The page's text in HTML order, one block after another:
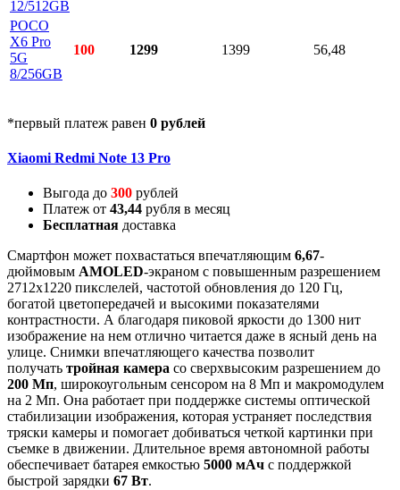
12/512GB
POCO
X6 Pro
5G
8/256GB
100 1299 1399 56,48
*первый платеж равен 0 рублей
Xiaomi Redmi Note 13 Pro
Выгода до 300 рублей
Платеж от 43,44 рубля в месяц
Бесплатная доставка
Смартфон может похвастаться впечатляющим 6,67-
дюймовым AMOLED-экраном с повышенным разрешением
2712х1220 пикслелей, частотой обновления до 120 Гц,
богатой цветопередачей и высокими показателями
контрастности. А благодаря пиковой яркости до 1300 нит
изображение на нем отлично читается даже в ясный день на
улице. Снимки впечатляющего качества позволит
получать тройная камера со сверхвысоким разрешением до
200 Мп, широкоугольным сенсором на 8 Мп и макромодулем
на 2 Мп. Она работает при поддержке системы оптической
стабилизации изображения, которая устраняет последствия
тряски камеры и помогает добиваться четкой картинки при
съемке в движении. Длительное время автономной работы
обеспечивает батарея емкостью 5000 мАч с поддержкой
быстрой зарядки 67 Вт.